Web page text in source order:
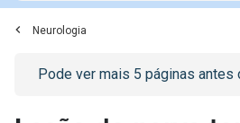
Neurologia
Go to/sign-inpage
Pode ver mais 5 páginas antes